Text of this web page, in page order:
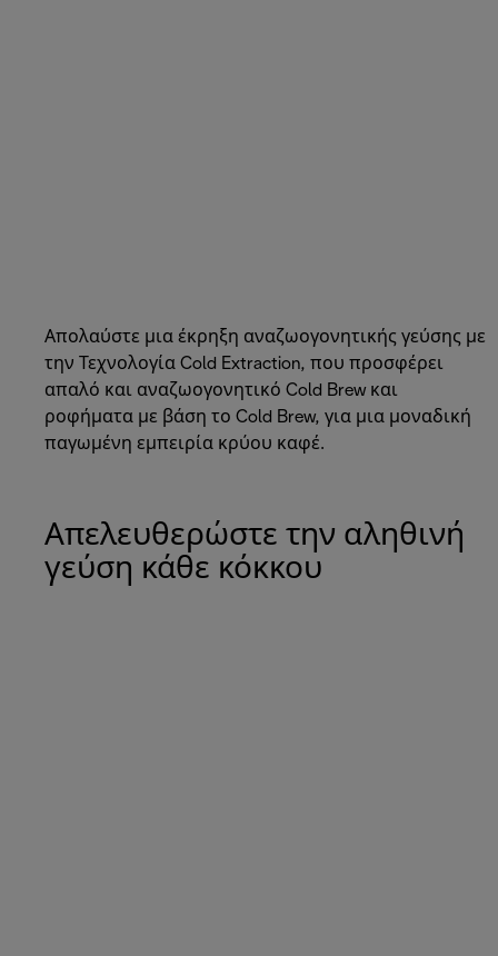
Απολαύστε μια έκρηξη αναζωογονητικής γεύσης με
την Τεχνολογία Cold Extraction, που προσφέρει
απαλό και αναζωογονητικό Cold Brew και
ροφήματα με βάση το Cold Brew, για μια μοναδική
παγωμένη εμπειρία κρύου καφέ.
Απελευθερώστε την αληθινή
γεύση κάθε κόκκου